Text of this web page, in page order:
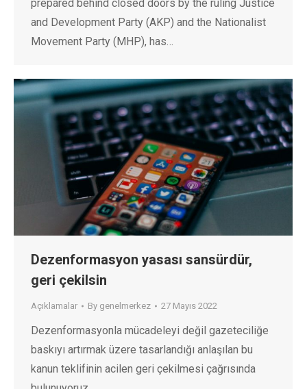
prepared behind closed doors by the ruling Justice
and Development Party (AKP) and the Nationalist
Movement Party (MHP), has…
Dezenformasyon yasası sansürdür,
geri çekilsin
Açıklamalar By genelmerkez 27 Mayıs 2022
Dezenformasyonla mücadeleyi değil gazeteciliğe
baskıyı artırmak üzere tasarlandığı anlaşılan bu
kanun teklifinin acilen geri çekilmesi çağrısında